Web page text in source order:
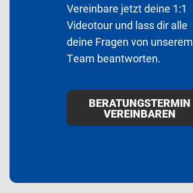
Vereinbare jetzt deine 1:1
Videotour und lass dir alle
deine Fragen von unserem
Team beantworten.
BERATUNGSTERMIN
VEREINBAREN